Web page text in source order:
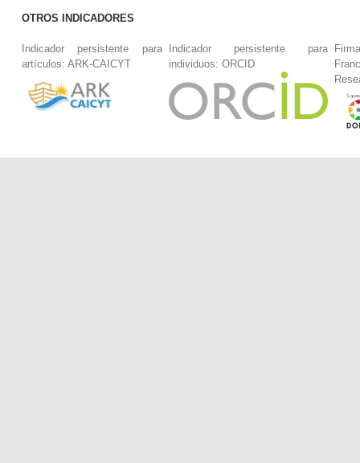
OTROS INDICADORES
Indicador persistente para
artículos: ARK-CAICYT
Indicador persistente para
individuos: ORCID